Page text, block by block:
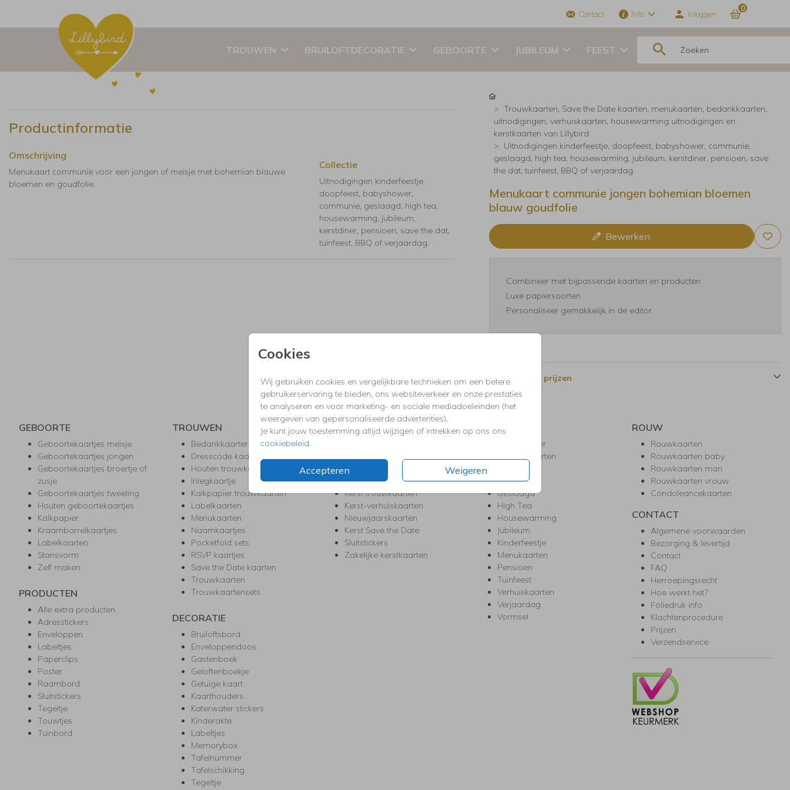
Contact Info Inloggen
0
TROUWEN BRUILOFTDECORATIE GEBOORTE JUBILEUM FEEST
Cookies
Wij gebruiken cookies en vergelijkbare technieken om een betere
gebruikerservaring te bieden, ons websiteverkeer en onze prestaties
te analyseren en voor marketing- en sociale mediadoeleinden (het
weergeven van gepersonaliseerde advertenties).
Je kunt jouw toestemming altijd wijzigen of intrekken op ons ons
cookiebeleid.
Accepteren Weigeren
Productinformatie
Omschrijving
Menukaart communie voor een jongen of meisje met bohemian blauwe
bloemen en goudfolie.
Collectie
Uitnodigingen kinderfeestje,
doopfeest, babyshower,
communie, geslaagd, high tea,
housewarming, jubileum,
kerstdiner, pensioen, save the dat,
tuinfeest, BBQ of verjaardag.
Trouwkaarten, Save the Date kaarten, menukaarten, bedankkaarten,
uitnodigingen, verhuiskaarten, housewarming uitnodigingen en
kerstkaarten van Lillybird
Uitnodigingen kinderfeestje, doopfeest, babyshower, communie,
geslaagd, high tea, housewarming, jubileum, kerstdiner, pensioen, save
the dat, tuinfeest, BBQ of verjaardag.
Menukaart communie jongen bohemian bloemen
blauw goudfolie
Bewerken
Combineer met bijpassende kaarten en producten
Luxe papiersoorten
Personaliseer gemakkelijk in de editor
Formaten en prijzen
GEBOORTE
Geboortekaartjes meisje
Geboortekaartjes jongen
Geboortekaartjes broertje of
zusje
Geboortekaartjes tweeling
Houten geboortekaartjes
Kalkpapier
Kraamborrelkaartjes
Labelkaarten
Stansvorm
Zelf maken
PRODUCTEN
Alle extra producten
Adresstickers
Enveloppen
Labeltjes
Paperclips
Poster
Raambord
Sluitstickers
Tegeltje
Touwtjes
Tuinbord
TROUWEN
Bedankkaarten
Dresscode kaartjes
Houten trouwkaarten
Inlegkaartje
Kalkpapier trouwkaarten
Labelkaarten
Menukaarten
Naamkaartjes
Pocketfold sets
RSVP kaartjes
Save the Date kaarten
Trouwkaarten
Trouwkaartensets
DECORATIE
Bruiloftsbord
Enveloppendoos
Gastenboek
Geloftenboekje
Getuige kaart
Kaarthouders
Katerwater stickers
Kinderakte
Labeltjes
Memorybox
Tafelnummer
Tafelschikking
Tegeltje
KERST
Kerstdiner uitnodigingen
Kerstmenukaarten
Kerst trouwkaarten
Kerst-verhuiskaarten
Nieuwjaarskaarten
Kerst Save the Date
Sluitstickers
Zakelijke kerstkaarten
FEEST
Babyshower
Bedankkaarten
Doopsel
Geslaagd
High Tea
Housewarming
Jubileum
Kinderfeestje
Menukaarten
Pensioen
Tuinfeest
Verhuiskaarten
Verjaardag
Vormsel
ROUW
Rouwkaarten
Rouwkaarten baby
Rouwkaarten man
Rouwkaarten vrouw
Condoleancekaarten
CONTACT
Algemene voorwaarden
Bezorging & levertijd
Contact
FAQ
Herroepingsrecht
Hoe werkt het?
Foliedruk info
Klachtenprocedure
Prijzen
Verzendservice